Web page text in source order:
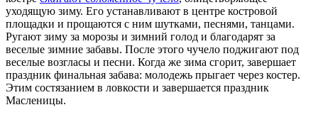
уходящую зиму. Его устанавливают в центре костровой
площадки и прощаются с ним шутками, песнями, танцами.
Ругают зиму за морозы и зимний голод и благодарят за
веселые зимние забавы. После этого чучело поджигают под
веселые возгласы и песни. Когда же зима сгорит, завершает
праздник финальная забава: молодежь прыгает через костер.
Этим состязанием в ловкости и завершается праздник
Масленицы.